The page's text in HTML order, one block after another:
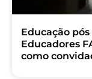
Educação
Educadores
como